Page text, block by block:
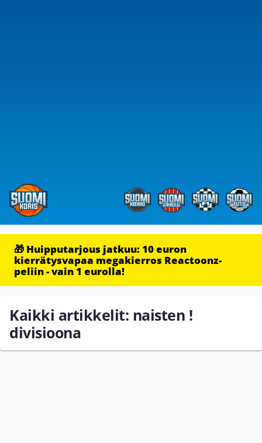
🎁 Huipputarjous jatkuu: 10 euron
kierrätysvapaa megakierros Reactoonz-
peliin - vain 1 eurolla!
Kaikki artikkelit: naisten !
divisioona